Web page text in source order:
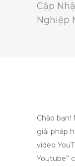
Cập
Nghiệp
Chào
giải pháp
video
Youtube”